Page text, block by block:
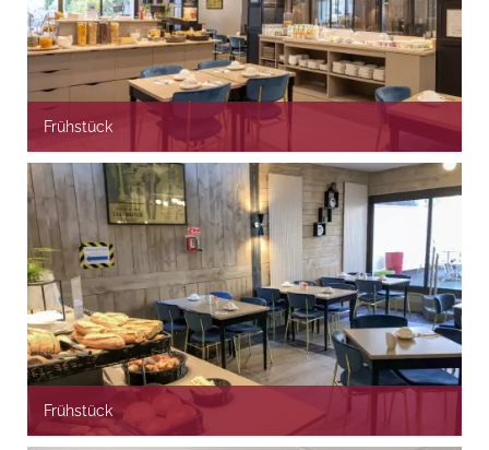
Frühstück
Frühstück